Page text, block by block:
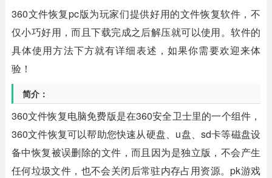
360文件恢复pc版为玩家们提供好用的文件恢复软件，不
仅小巧好用，而且下载完成之后解压就可以使用。软件的
具体使用方法下方就有详细表述，如果你需要欢迎来体
验！
简介：
360文件恢复电脑免费版是在360安全卫士里的一个组件，
360文件恢复可以帮助您快速从硬盘、u盘、sd卡等磁盘设
备中恢复被误删除的文件，而且因为是独立版，不会产生
任何垃圾文件，也不会关闭后常驻内存占用资源。pk游戏